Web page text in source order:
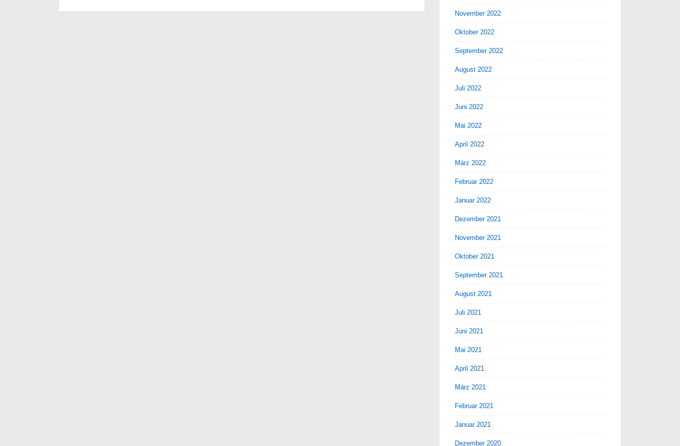
November 2022
Oktober 2022
September 2022
August 2022
Juli 2022
Juni 2022
Mai 2022
April 2022
März 2022
Februar 2022
Januar 2022
Dezember 2021
November 2021
Oktober 2021
September 2021
August 2021
Juli 2021
Juni 2021
Mai 2021
April 2021
März 2021
Februar 2021
Januar 2021
Dezember 2020